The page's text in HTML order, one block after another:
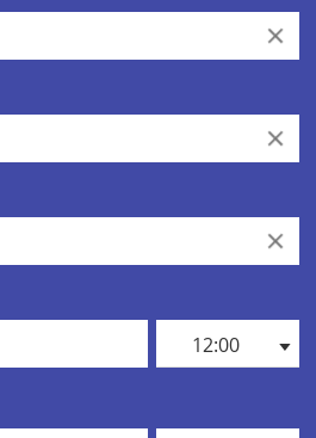
Clear
Clear
Clear
12:00